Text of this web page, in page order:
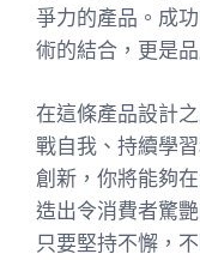
爭力的產品。成
術的結合，更是
在這條產品設計
戰自我、持續學
創新，你將能夠
造出令消費者驚
只要堅持不懈，